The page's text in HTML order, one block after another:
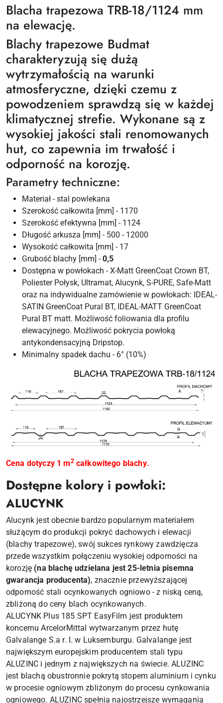
Blacha trapezowa TRB-18/1124 mm
na elewację.
Blachy trapezowe Budmat
charakteryzują się dużą
wytrzymałością na warunki
atmosferyczne, dzięki czemu z
powodzeniem sprawdzą się w każdej
klimatycznej strefie. Wykonane są z
wysokiej jakości stali renomowanych
hut, co zapewnia im trwałość i
odporność na korozję.
Parametry techniczne:
Materiał - stal powlekana
Szerokość całkowita [mm] - 1170
Szerokość efektywna [mm] - 1124
Długość arkusza [mm] - 500 - 12000
Wysokość całkowita [mm] - 17
Grubość blachy [mm] -0,5
Dostępna w powłokach - X-Matt GreenCoat Crown BT,
Poliester Połysk, Ultramat, Alucynk, S-PURE, Safe-Matt
oraz na indywidualne zamówienie w powłokach: IDEAL-
SATIN GreenCoat Pural BT, IDEAL-MATT GreenCoat
Pural BT matt. Możliwość foliowania dla profilu
elewacyjnego. Możliwość pokrycia powłoką
antykondensacyjną Dripstop.
Minimalny spadek dachu - 6° (10%)
Cena dotyczy 1 m2całkowitego blachy.
Dostępne kolory i powłoki:
ALUCYNK
Alucynk jest obecnie bardzo popularnym materiałem
służącym do produkcji pokryć dachowych i elewacji
(blachy trapezowe), swój sukces rynkowy zawdzięcza
przede wszystkim połączeniu wysokiej odporności na
korozję (na blachę udzielana jest 25-letnia pisemna
gwarancja producenta), znacznie przewyższającej
odporność stali ocynkowanych ogniowo - z niską ceną,
zbliżoną do ceny blach ocynkowanych.
ALUCYNK Plus 185 SPT EasyFilm jest produktem
koncernu ArcelorMittal wytwarzanym przez hutę
Galvalange S.a r. I. w Luksemburgu. Galvalange jest
największym europejskim producentem stali typu
ALUZINC i jednym z największych na świecie. ALUZINC
jest blachą obustronnie pokrytą stopem aluminium i cynku
w procesie ogniowym zbliżonym do procesu cynkowania
ogniowego. ALUZINC spełnia najostrzejsze wymagania